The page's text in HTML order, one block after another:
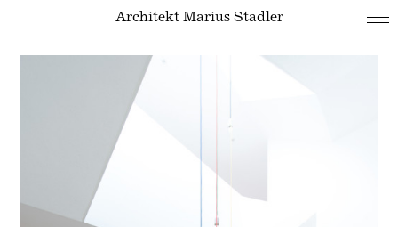
Architekt Marius Stadler